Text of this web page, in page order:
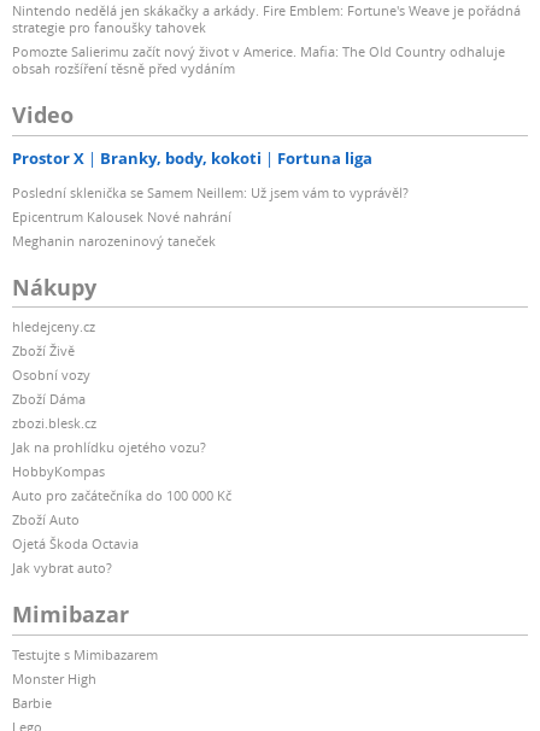
Nintendo nedělá jen skákačky a arkády. Fire Emblem: Fortune's Weave je pořádná
strategie pro fanoušky tahovek
Pomozte Salierimu začít nový život v Americe. Mafia: The Old Country odhaluje
obsah rozšíření těsně před vydáním
Video
Prostor X Branky, body, kokoti Fortuna liga
Poslední sklenička se Samem Neillem: Už jsem vám to vyprávěl?
Epicentrum Kalousek Nové nahrání
Meghanin narozeninový taneček
Nákupy
hledejceny.cz
Zboží Živě
Osobní vozy
Zboží Dáma
zbozi.blesk.cz
Jak na prohlídku ojetého vozu?
HobbyKompas
Auto pro začátečníka do 100 000 Kč
Zboží Auto
Ojetá Škoda Octavia
Jak vybrat auto?
Mimibazar
Testujte s Mimibazarem
Monster High
Barbie
Lego